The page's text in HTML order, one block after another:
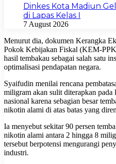
Dinkes Kota Madiun
di Lapas Kelas I
7 August 2026
Menurut dia, dokumen Kerangka
Pokok Kebijakan Fiskal (KEM-
hasil tembakau sebagai salah satu
optimalisasi pendapatan negara.
Syaifudin menilai rencana
miligram akan sulit diterapkan pada
nasional karena sebagian besar
nikotin alami di atas batas yang
Ia menyebut sekitar 90 persen
nikotin alami antara 2 hingga 8
tersebut berpotensi mengurangi
industri.